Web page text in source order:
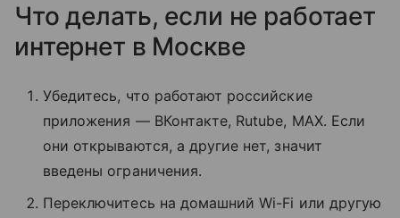
Что делать, если не работает
интернет в Москве
Убедитесь, что работают российские
приложения — ВКонтакте, Rutube, MAX. Если
они открываются, а другие нет, значит
введены ограничения.
Переключитесь на домашний Wi-Fi или другую